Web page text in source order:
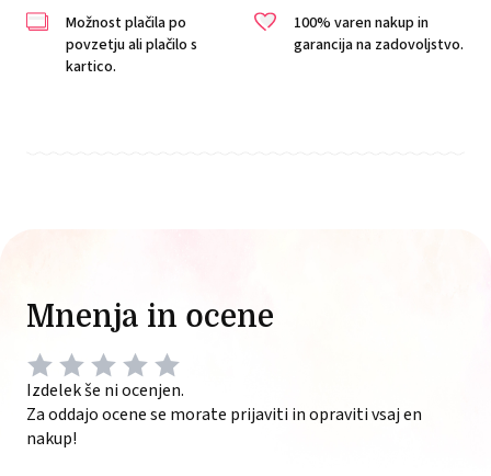
Možnost plačila po
povzetju ali plačilo s
kartico.
100% varen nakup in
garancija na zadovoljstvo.
Mnenja in ocene
Izdelek še ni ocenjen.
Za oddajo ocene se morate prijaviti in opraviti vsaj en
nakup!